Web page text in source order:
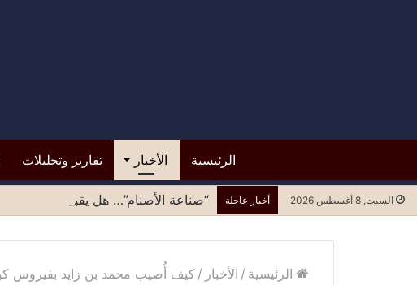
الرئيسية الأخبار تقارير وتحليلات
السبت, 8 أغسطس 2026 أخبار عاجلة “صناعة الأصنام”… هل يقبل محافظ أبين
الرئيسية / الأخبار / كيف أُصيب محمد بن زايد بفيروس